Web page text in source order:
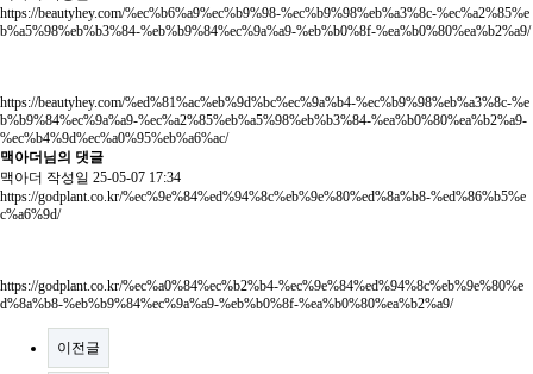
https://beautyhey.com/%ec%b6%a9%ec%b9%98-%ec%b9%98%eb%a3%8c-%ec%a2%85%e
b%a5%98%eb%b3%84-%eb%b9%84%ec%9a%a9-%eb%b0%8f-%ea%b0%80%ea%b2%a9/
https://beautyhey.com/%ed%81%ac%eb%9d%bc%ec%9a%b4-%ec%b9%98%eb%a3%8c-%e
b%b9%84%ec%9a%a9-%ec%a2%85%eb%a5%98%eb%b3%84-%ea%b0%80%ea%b2%a9-
%ec%b4%9d%ec%a0%95%eb%a6%ac/
맥아더님의 댓글
맥아더 작성일 25-05-07 17:34
https://godplant.co.kr/%ec%9e%84%ed%94%8c%eb%9e%80%ed%8a%b8-%ed%86%b5%e
c%a6%9d/
https://godplant.co.kr/%ec%a0%84%ec%b2%b4-%ec%9e%84%ed%94%8c%eb%9e%80%e
d%8a%b8-%eb%b9%84%ec%9a%a9-%eb%b0%8f-%ea%b0%80%ea%b2%a9/
이전글